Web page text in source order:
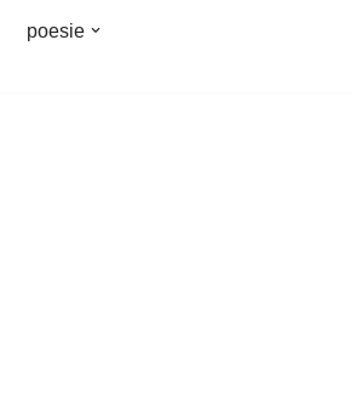
poesie